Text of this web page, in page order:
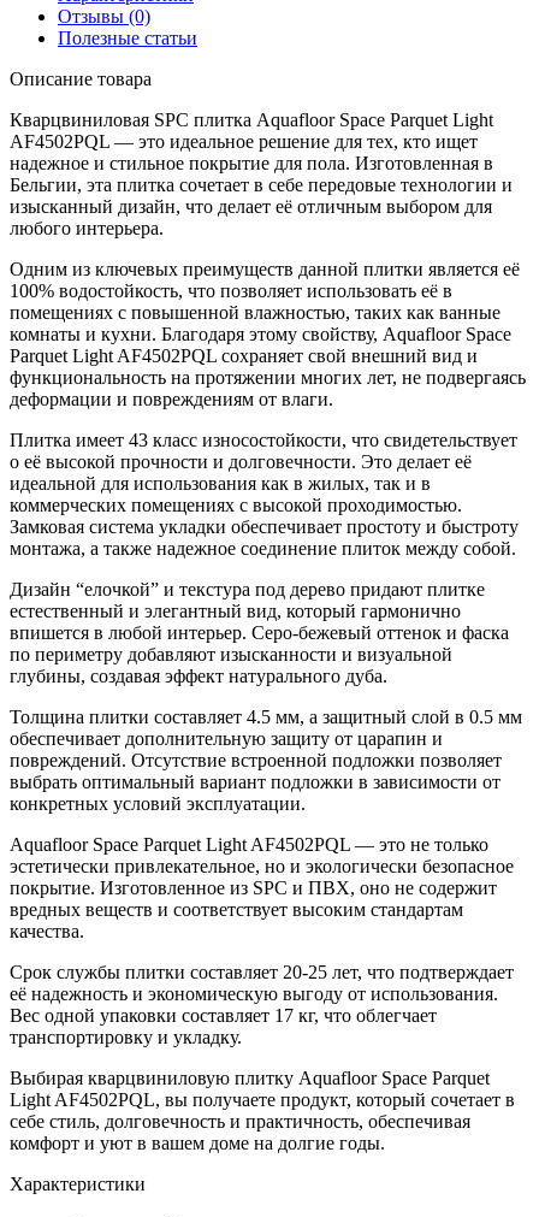
Отзывы (0)
Полезные статьи
Описание товара
Кварцвиниловая SPC плитка Aquafloor Space Parquet Light
AF4502PQL — это идеальное решение для тех, кто ищет
надежное и стильное покрытие для пола. Изготовленная в
Бельгии, эта плитка сочетает в себе передовые технологии и
изысканный дизайн, что делает её отличным выбором для
любого интерьера.
Одним из ключевых преимуществ данной плитки является её
100% водостойкость, что позволяет использовать её в
помещениях с повышенной влажностью, таких как ванные
комнаты и кухни. Благодаря этому свойству, Aquafloor Space
Parquet Light AF4502PQL сохраняет свой внешний вид и
функциональность на протяжении многих лет, не подвергаясь
деформации и повреждениям от влаги.
Плитка имеет 43 класс износостойкости, что свидетельствует
о её высокой прочности и долговечности. Это делает её
идеальной для использования как в жилых, так и в
коммерческих помещениях с высокой проходимостью.
Замковая система укладки обеспечивает простоту и быстроту
монтажа, а также надежное соединение плиток между собой.
Дизайн “елочкой” и текстура под дерево придают плитке
естественный и элегантный вид, который гармонично
впишется в любой интерьер. Серо-бежевый оттенок и фаска
по периметру добавляют изысканности и визуальной
глубины, создавая эффект натурального дуба.
Толщина плитки составляет 4.5 мм, а защитный слой в 0.5 мм
обеспечивает дополнительную защиту от царапин и
повреждений. Отсутствие встроенной подложки позволяет
выбрать оптимальный вариант подложки в зависимости от
конкретных условий эксплуатации.
Aquafloor Space Parquet Light AF4502PQL — это не только
эстетически привлекательное, но и экологически безопасное
покрытие. Изготовленное из SPC и ПВХ, оно не содержит
вредных веществ и соответствует высоким стандартам
качества.
Срок службы плитки составляет 20-25 лет, что подтверждает
её надежность и экономическую выгоду от использования.
Вес одной упаковки составляет 17 кг, что облегчает
транспортировку и укладку.
Выбирая кварцвиниловую плитку Aquafloor Space Parquet
Light AF4502PQL, вы получаете продукт, который сочетает в
себе стиль, долговечность и практичность, обеспечивая
комфорт и уют в вашем доме на долгие годы.
Характеристики